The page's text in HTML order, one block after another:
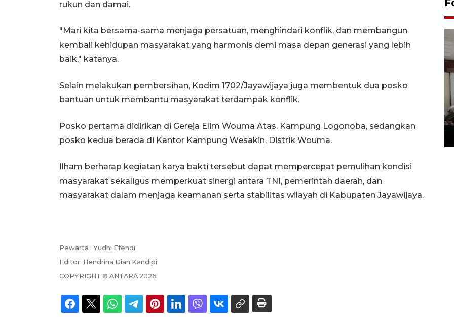
rukun dan damai.
"Mari kita bersama-sama menjaga persatuan, menghindari konflik, dan membangun
kembali kehidupan masyarakat yang harmonis demi masa depan generasi yang lebih
baik," katanya.
Selain melakukan pembersihan, Kodim 1702/Jayawijaya juga membentuk dua posko
bantuan untuk membantu masyarakat terdampak konflik.
Posko pertama didirikan di Gereja Elim Wouma Atas, Kampung Logonoba, sedangkan
posko kedua berada di Kantor Kampung Wesakin, Distrik Wouma.
Ilham berharap kegiatan karya bakti tersebut dapat mempercepat pemulihan kondisi
masyarakat sekaligus memperkuat sinergi antara TNI, pemerintah daerah, dan
masyarakat dalam menjaga keamanan serta stabilitas wilayah di Kabupaten Jayawijaya.
Pewarta : Yudhi Efendi
Editor: Hendrina Dian Kandipi
COPYRIGHT © ANTARA 2026
Antara Biro Papua
Pendam XVII/Cenderawasih